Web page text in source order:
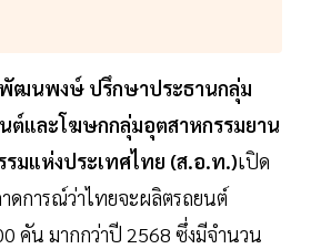
ฒนพงษ์ ปรึกษาประธานกลุ่ม
ต์และโฆษกกลุ่มอุตสาหกรรมยาน
มแห่งประเทศไทย (ส.อ.ท.)เปิด
ดการณ์ว่าไทยจะผลิตรถยนต์
คัน มากกว่าปี 2568 ซึ่งมีจำนวน